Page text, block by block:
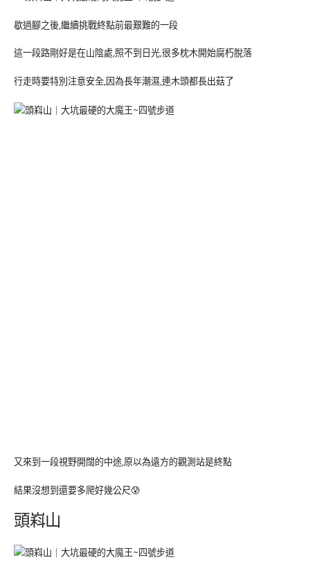
歇過腳之後,繼續挑戰終點前最艱難的一段
這一段路剛好是在山陰處,照不到日光,很多枕木開始腐朽脫落
行走時要特別注意安全,因為長年潮濕,連木頭都長出菇了
又來到一段視野開闊的中途,原以為遠方的觀測站是終點
結果沒想到還要多爬好幾公尺😰
頭嵙山